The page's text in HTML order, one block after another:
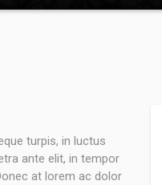
turpis, in luctus
ante elit, in tempor
at lorem ac dolor